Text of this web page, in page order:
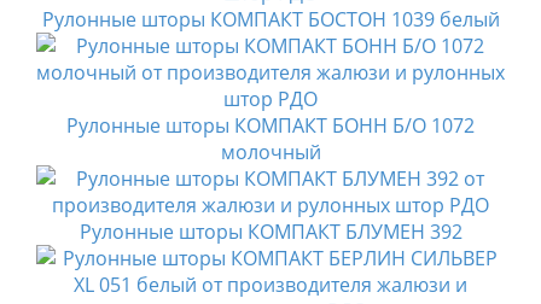
Рулонные шторы КОМПАКТ БОСТОН 1039 белый
Рулонные шторы КОМПАКТ БОНН Б/О 1072
молочный
Рулонные шторы КОМПАКТ БЛУМЕН 392